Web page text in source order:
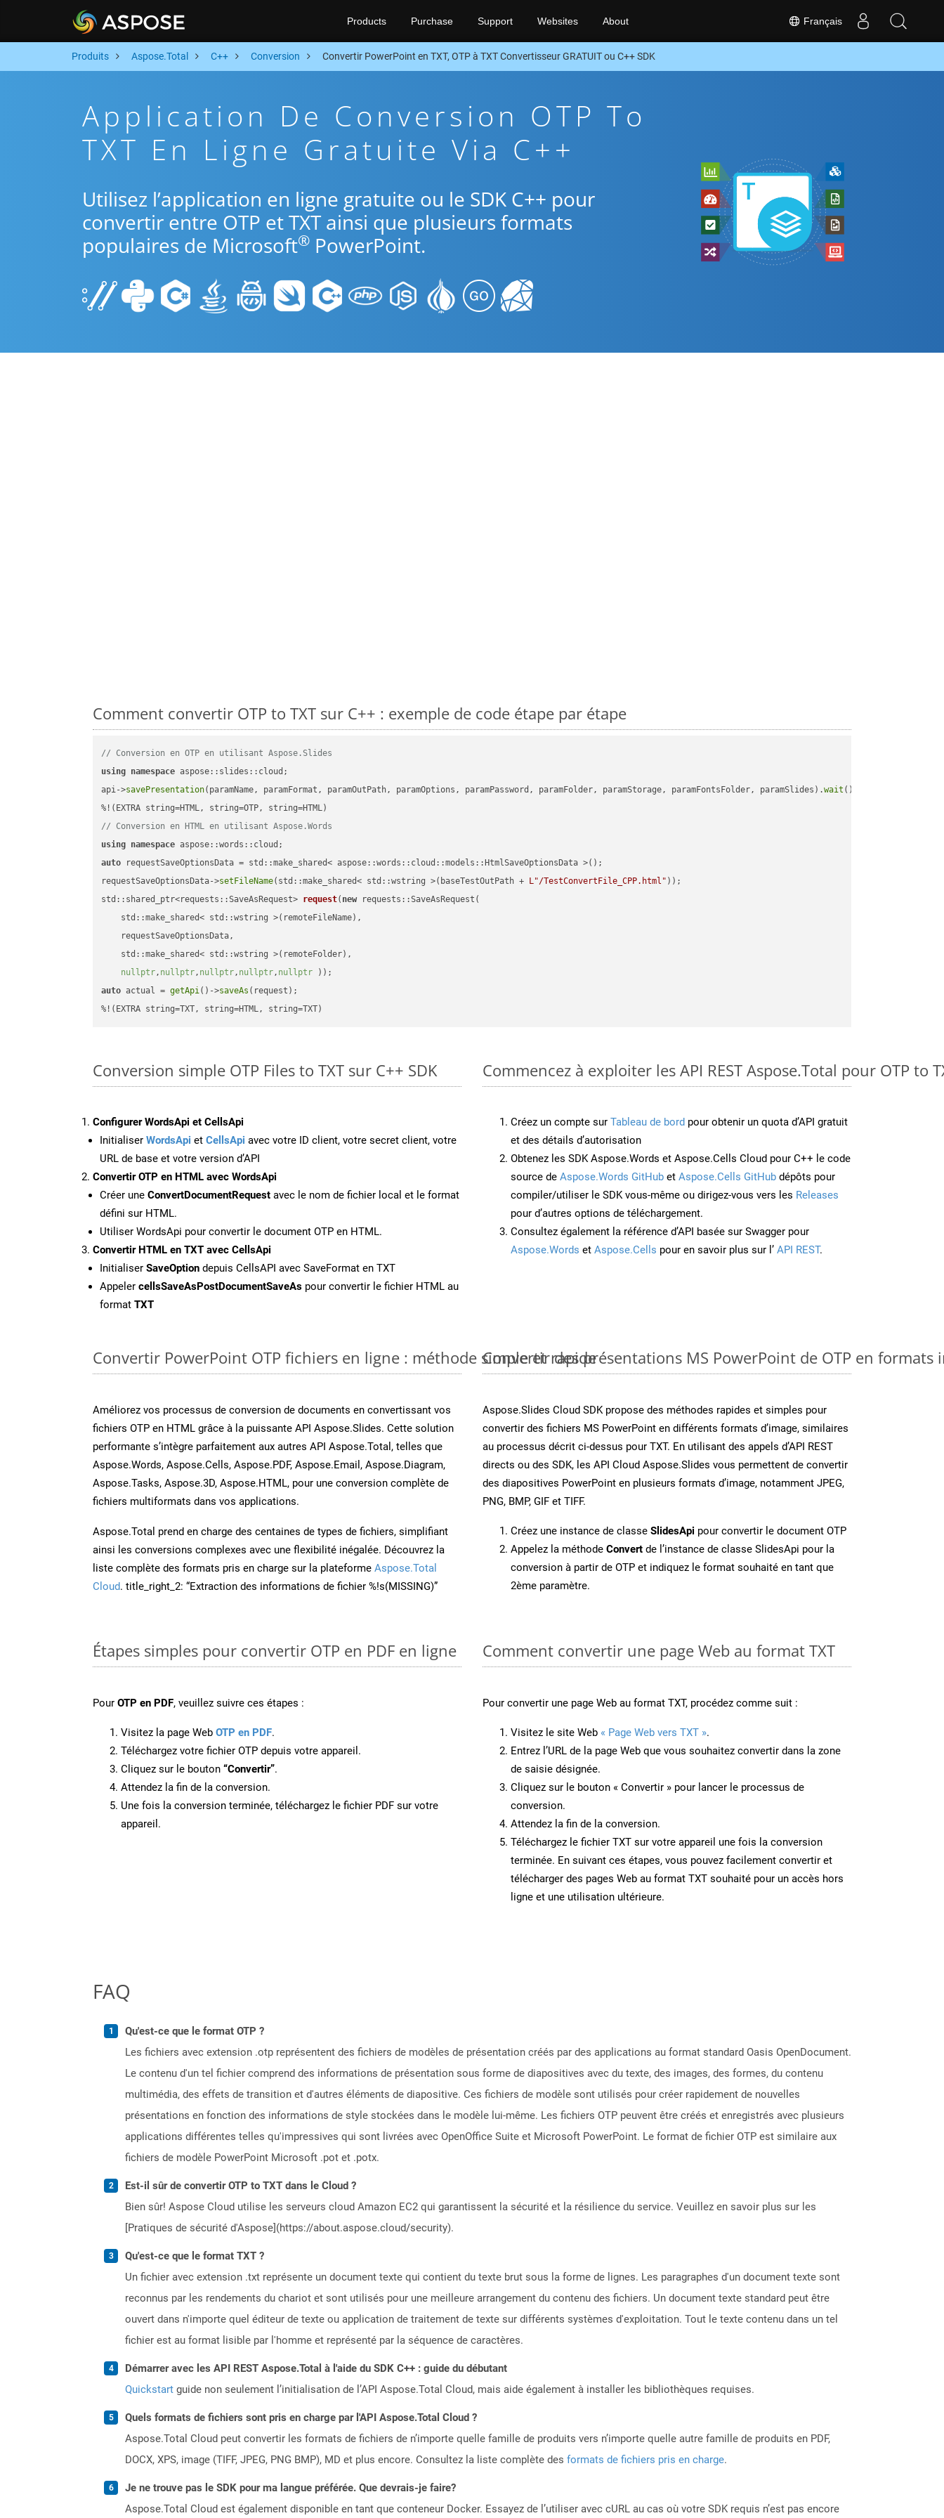
Français
Products Purchase Support Websites About
Produits Aspose.Total C++ Conversion Convertir PowerPoint en TXT, OTP à TXT Convertisseur GRATUIT ou C++ SDK
Application De Conversion OTP To
TXT En Ligne Gratuite Via C++
Utilisez l’application en ligne gratuite ou le SDK C++ pour
convertir entre OTP et TXT ainsi que plusieurs formats
populaires de Microsoft® PowerPoint.
Comment convertir OTP to TXT sur C++ : exemple de code étape par étape
// Conversion en OTP en utilisant Aspose.Slides
using namespace aspose::slides::cloud;
api->savePresentation(paramName, paramFormat, paramOutPath, paramOptions, paramPassword, paramFolder, paramStorage, paramFontsFolder, paramSlides).wait ();
// Conversion en HTML en utilisant Aspose.Words
using namespace
auto requestSaveOptionsData = std::make_shared< aspose::words::cloud::models::HtmlSaveOptionsData >();
requestSaveOptionsData->setFileName(std::make_shared< std::wstring >(baseTestOutPath + L"/TestConvertFile_CPP.html"
std::shared_ptr<requests::SaveAsRequest> request( new requests::SaveAsRequest(
    std::make_shared< std::wstring >(remoteFileName),
    requestSaveOptionsData,
    std::make_shared< std::wstring >(remoteFolder),
nullptr, nullptr, nullptr, nullptr, nullptr ))
auto actual = getApi()->saveAs (request);
%!(EXTRA string=TXT, string=HTML, string=TXT)
Conversion simple OTP Files to TXT sur C++ SDK
Configurer WordsApi et CellsApi
Initialiser WordsApi et CellsApi avec votre ID client, votre secret client, votre
URL de base et votre version d’API
Convertir OTP en HTML avec WordsApi
Créer une ConvertDocumentRequest avec le nom de fichier local et le format
défini sur HTML.
Utiliser WordsApi pour convertir le document OTP en HTML.
Convertir HTML en TXT avec CellsApi
Initialiser SaveOption depuis CellsAPI avec SaveFormat en TXT
Appeler cellsSaveAsPostDocumentSaveAs pour convertir le fichier HTML au
format TXT
Commencez à exploiter les API REST Aspose.Total pour OTP to
Créez un compte sur Tableau de bord pour obtenir un quota d’API gratuit
et des détails d’autorisation
Obtenez les SDK Aspose.Words et Aspose.Cells Cloud pour C++ le code
source de Aspose.Words GitHub et Aspose.Cells GitHub dépôts pour
compiler/utiliser le SDK vous-même ou dirigez-vous vers les Releases
pour d’autres options de téléchargement.
Consultez également la référence d’API basée sur Swagger pour
Aspose.Words et Aspose.Cells pour en savoir plus sur l’ API REST.
Convertir PowerPoint OTP fichiers en ligne : méthode simple et rapide
Améliorez vos processus de conversion de documents en convertissant vos
fichiers OTP en HTML grâce à la puissante API Aspose.Slides. Cette solution
performante s’intègre parfaitement aux autres API Aspose.Total, telles que
Aspose.Words, Aspose.Cells, Aspose.PDF, Aspose.Email, Aspose.Diagram,
Aspose.Tasks, Aspose.3D, Aspose.HTML, pour une conversion complète de
fichiers multiformats dans vos applications.
Aspose.Total prend en charge des centaines de types de fichiers, simplifiant
ainsi les conversions complexes avec une flexibilité inégalée. Découvrez la
liste complète des formats pris en charge sur la plateforme Aspose.Total
Cloud. title_right_2: “Extraction des informations de fichier %!s(MISSING)”
Convertir des présentations MS PowerPoint de OTP en formats
Aspose.Slides Cloud SDK propose des méthodes rapides et simples pour
convertir des fichiers MS PowerPoint en différents formats d’image, similaires
au processus décrit ci-dessus pour TXT. En utilisant des appels d’API REST
directs ou des SDK, les API Cloud Aspose.Slides vous permettent de convertir
des diapositives PowerPoint en plusieurs formats d’image, notamment JPEG,
PNG, BMP, GIF et TIFF.
Créez une instance de classe SlidesApi pour convertir le document OTP
Appelez la méthode Convert de l’instance de classe SlidesApi pour la
conversion à partir de OTP et indiquez le format souhaité en tant que
2ème paramètre.
Étapes simples pour convertir OTP en PDF en ligne
Pour OTP en PDF, veuillez suivre ces étapes :
Visitez la page Web OTP en PDF.
Téléchargez votre fichier OTP depuis votre appareil.
Cliquez sur le bouton “Convertir”.
Attendez la fin de la conversion.
Une fois la conversion terminée, téléchargez le fichier PDF sur votre
appareil.
Comment convertir une page Web au format TXT
Pour convertir une page Web au format TXT, procédez comme suit :
Visitez le site Web « Page Web vers TXT ».
Entrez l’URL de la page Web que vous souhaitez convertir dans la zone
de saisie désignée.
Cliquez sur le bouton « Convertir » pour lancer le processus de
conversion.
Attendez la fin de la conversion.
Téléchargez le fichier TXT sur votre appareil une fois la conversion
terminée. En suivant ces étapes, vous pouvez facilement convertir et
télécharger des pages Web au format TXT souhaité pour un accès hors
ligne et une utilisation ultérieure.
FAQ
Qu'est-ce que le format OTP ?
Les fichiers avec extension .otp représentent des fichiers de modèles de présentation créés par des applications au format standard Oasis OpenDocument.
Le contenu d'un tel fichier comprend des informations de présentation sous forme de diapositives avec du texte, des images, des formes, du contenu
multimédia, des effets de transition et d'autres éléments de diapositive. Ces fichiers de modèle sont utilisés pour créer rapidement de nouvelles
présentations en fonction des informations de style stockées dans le modèle lui-même. Les fichiers OTP peuvent être créés et enregistrés avec plusieurs
applications différentes telles qu'impressives qui sont livrées avec OpenOffice Suite et Microsoft PowerPoint. Le format de fichier OTP est similaire aux
fichiers de modèle PowerPoint Microsoft .pot et .potx.
Est-il sûr de convertir OTP to TXT dans le Cloud ?
Bien sûr! Aspose Cloud utilise les serveurs cloud Amazon EC2 qui garantissent la sécurité et la résilience du service. Veuillez en savoir plus sur les
[Pratiques de sécurité d'Aspose](https://about.aspose.cloud/security).
Qu'est-ce que le format TXT ?
Un fichier avec extension .txt représente un document texte qui contient du texte brut sous la forme de lignes. Les paragraphes d'un document texte sont
reconnus par les rendements du chariot et sont utilisés pour une meilleure arrangement du contenu des fichiers. Un document texte standard peut être
ouvert dans n'importe quel éditeur de texte ou application de traitement de texte sur différents systèmes d'exploitation. Tout le texte contenu dans un tel
fichier est au format lisible par l'homme et représenté par la séquence de caractères.
Démarrer avec les API REST Aspose.Total à l'aide du SDK C++ : guide du débutant
Quickstart guide non seulement l’initialisation de l’API Aspose.Total Cloud, mais aide également à installer les bibliothèques requises.
Quels formats de fichiers sont pris en charge par l'API Aspose.Total Cloud ?
Aspose.Total Cloud peut convertir les formats de fichiers de n’importe quelle famille de produits vers n’importe quelle autre famille de produits en PDF,
DOCX, XPS, image (TIFF, JPEG, PNG BMP), MD et plus encore. Consultez la liste complète des formats de fichiers pris en charge.
Je ne trouve pas le SDK pour ma langue préférée. Que devrais-je faire?
Aspose.Total Cloud est également disponible en tant que conteneur Docker. Essayez de l’utiliser avec cURL au cas où votre SDK requis n’est pas encore